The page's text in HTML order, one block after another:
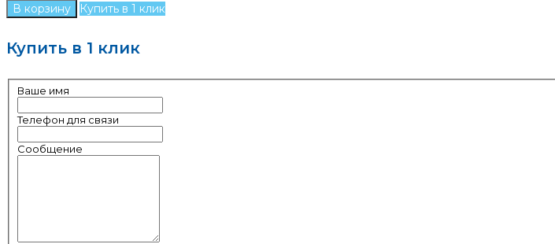
Купить в 1 клик
Купить в 1 клик
Ваше имя
Телефон для связи
Сообщение